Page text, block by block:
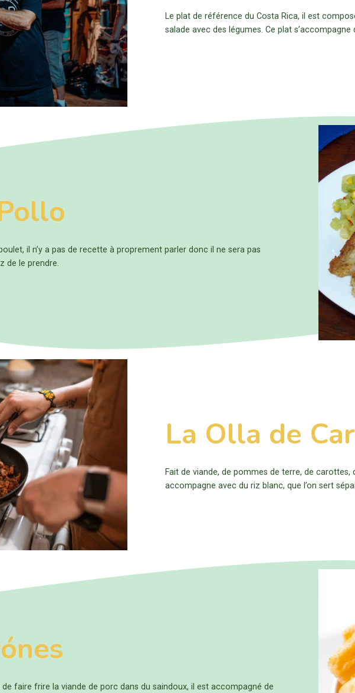
Le plat de référence du Costa Rica, il est
salade avec des légumes. Ce plat
il n’y a pas de recette à proprement parler donc il ne sera pas
de le prendre.
La Olla de
Fait de viande, de pommes de terre, de
accompagne avec du riz blanc, que l’on sert
faire frire la viande de porc dans du saindoux, il est accompagné de